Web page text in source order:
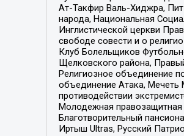
Ат-Такфир Валь-Хиджра,
народа, Национальная
Инглистической церкви
свободе совести и о
Клуб Болельщиков
Щелковского района,
Религиозное объединение
объединение Атака,
противодействии
Молодежная правозащитная
Благотворительный
Иртыш Ultras, Русский